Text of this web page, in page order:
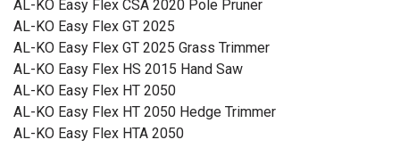
AL-KO Easy Flex CSA 2020 Pole Pruner
AL-KO Easy Flex GT 2025
AL-KO Easy Flex GT 2025 Grass Trimmer
AL-KO Easy Flex HS 2015 Hand Saw
AL-KO Easy Flex HT 2050
AL-KO Easy Flex HT 2050 Hedge Trimmer
AL-KO Easy Flex HTA 2050